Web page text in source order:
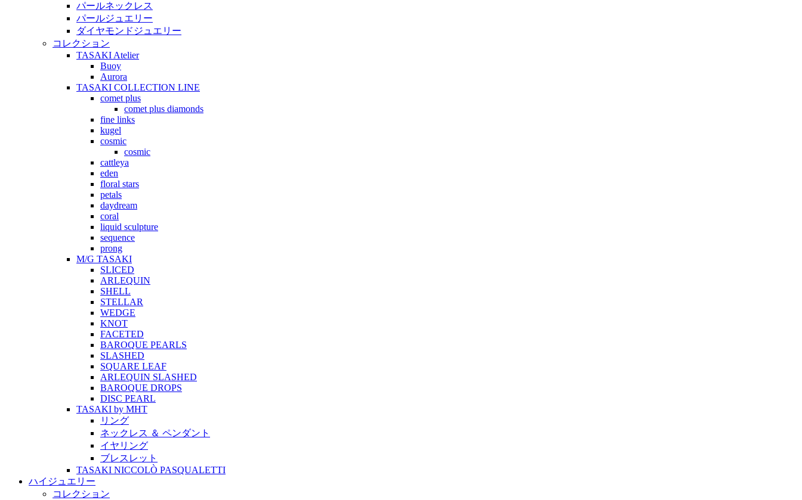
パールネックレス
パールジュエリー
ダイヤモンドジュエリー
コレクション
TASAKI Atelier
Buoy
Aurora
TASAKI COLLECTION LINE
comet plus
comet plus diamonds
fine links
kugel
cosmic
cosmic
cattleya
eden
floral stars
petals
daydream
coral
liquid sculpture
sequence
prong
M/G TASAKI
SLICED
ARLEQUIN
SHELL
STELLAR
WEDGE
KNOT
FACETED
BAROQUE PEARLS
SLASHED
SQUARE LEAF
ARLEQUIN SLASHED
BAROQUE DROPS
DISC PEARL
TASAKI by MHT
リング
ネックレス ＆ ペンダント
イヤリング
ブレスレット
TASAKI NICCOLÒ PASQUALETTI
ハイジュエリー
コレクション